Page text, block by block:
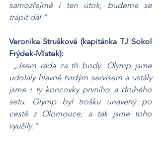
samozřejmě i ten útok, budeme se
trápit dál.“
Veronika Strušková (kapitánka TJ Sokol
Frýdek-Místek):
„Jsem ráda za tři body. Olymp jsme
udolaly hlavně tvrdým servisem a ustály
jsme i ty koncovky prvního a druhého
setu. Olymp byl trošku unavený po
cestě z Olomouce, a tak jsme toho
využily.“